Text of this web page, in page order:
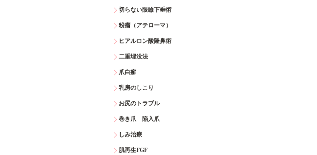
切らない眼瞼下垂術
粉瘤（アテローマ）
ヒアルロン酸隆鼻術
二重埋没法
爪白癬
乳房のしこり
お尻のトラブル
巻き爪 陥入爪
しみ治療
肌再生FGF